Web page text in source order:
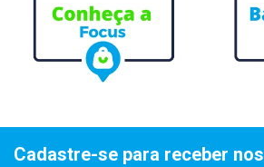
Cadastre-se para receber